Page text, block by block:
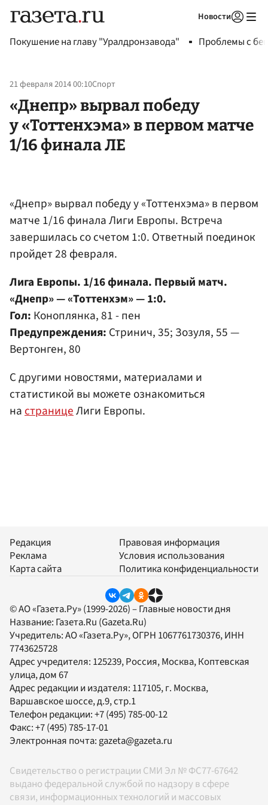
Новости
Покушение на главу "Уралдронзавода" Проблемы с
21 февраля 2014 00:10Спорт
«Днепр» вырвал победу
у «Тоттенхэма» в первом матче
1/16 финала ЛЕ
«Днепр» вырвал победу у «Тоттенхэма» в первом
матче 1/16 финала Лиги Европы. Встреча
завершилась со счетом 1:0. Ответный поединок
пройдет 28 февраля.
Лига Европы. 1/16 финала. Первый матч.
«Днепр» — «Тоттенхэм» — 1:0.
Гол: Коноплянка, 81 - пен
Предупреждения: Стринич, 35; Зозуля, 55 —
Вертонген, 80
С другими новостями, материалами и
статистикой вы можете ознакомиться
настраницеЛиги Европы.
Редакция
Реклама
Карта сайта
Правовая информация
Условия использования
Политика конфиденциальности
© АО «Газета.Ру» (1999-2026) – Главные новости дня
Название: Газета.Ru (Gazeta.Ru)
Учредитель:АО «Газета.Ру», ОГРН 1067761730376, ИНН
7743625728
Адрес учредителя: 125239, Россия, Москва, Коптевская
улица, дом 67
Адрес редакции и издателя: 117105, г. Москва,
Варшавское шоссе, д.9, стр.1
Телефон редакции:+7 (495) 785-00-12
Факс:+7 (495) 785-17-01
Электронная почта: gazeta@gazeta.ru
Свидетельство о регистрации СМИ Эл № ФС77-67642
выдано федеральной службой по надзору в сфере
связи, информационных технологий и массовых